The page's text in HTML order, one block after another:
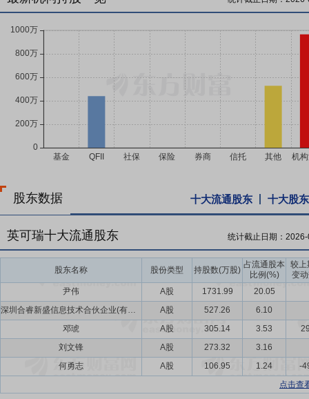
股东数据 十大流通股东 十大股东
英可瑞十大流通股东 统计截止日期：
股东名称 股份类型 持股数(万股)
占流通股本
比例(%)
较上
变
尹伟
A股 1731.99
20.05
深圳合睿新盛信息技术合伙企业(有限合伙)
A股 527.26
6.10
邓琥
A股 305.14 3.53
刘文锋
A股 273.32
3.16
何勇志
A股 106.95 1.24
-
点击查